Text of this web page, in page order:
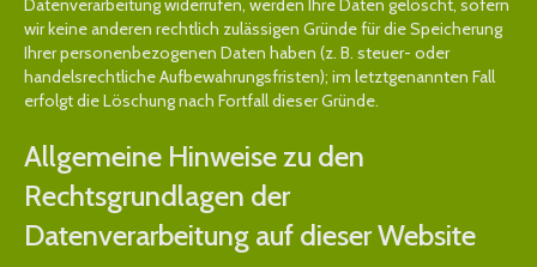
Datenverarbeitung widerrufen, werden Ihre Daten gelöscht, sofern
wir keine anderen rechtlich zulässigen Gründe für die Speicherung
Ihrer personenbezogenen Daten haben (z. B. steuer- oder
handelsrechtliche Aufbewahrungsfristen); im letztgenannten Fall
erfolgt die Löschung nach Fortfall dieser Gründe.
Allgemeine Hinweise zu den
Rechtsgrundlagen der
Datenverarbeitung auf dieser Website